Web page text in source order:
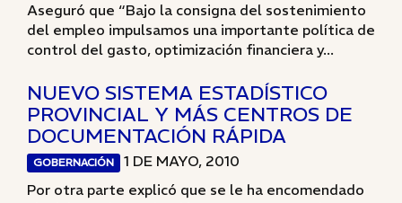
Aseguró que “Bajo la consigna del sostenimiento
del empleo impulsamos una importante política de
control del gasto, optimización financiera y...
NUEVO SISTEMA ESTADÍSTICO
PROVINCIAL Y MÁS CENTROS DE
DOCUMENTACIÓN RÁPIDA
GOBERNACIÓN
1 DE MAYO, 2010
Por otra parte explicó que se le ha encomendado